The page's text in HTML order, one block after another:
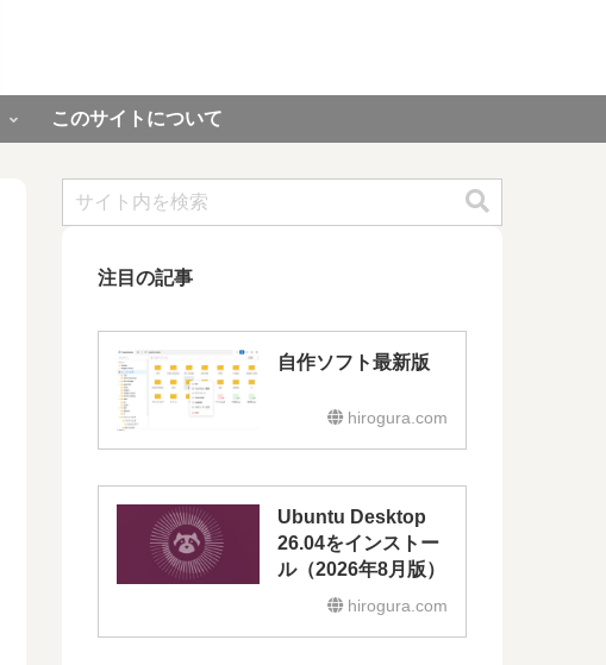
このサイトについて
注目の記事
自作ソフト最新版
hirogura.com
Ubuntu Desktop
26.04をインストー
ル（2026年8月版）
hirogura.com